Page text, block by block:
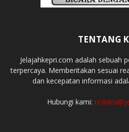
TENTANG
Jelajahkepri.com adalah sebuah
terpercaya. Memberitakan sesuai
dan kecepatan informasi
Hubungi kami: